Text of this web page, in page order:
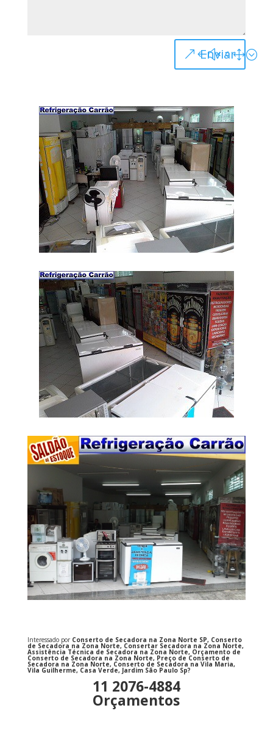
Enviar
Interessado por Conserto de Secadora na Zona Norte SP, Conserto
de Secadora na Zona Norte, Consertar Secadora na Zona Norte,
Assistência Técnica de Secadora na Zona Norte, Orçamento de
Conserto de Secadora na Zona Norte, Preço de Conserto de
Secadora na Zona Norte, Conserto de Secadora na Vila Maria,
Vila Guilherme, Casa Verde, Jardim São Paulo Sp?
11 2076-4884
Orçamentos